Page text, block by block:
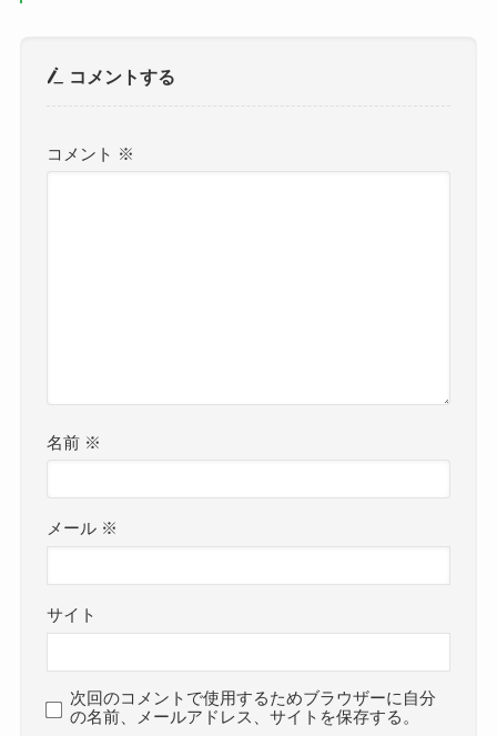
コメントする
コメント ※
名前 ※
メール ※
サイト
次回のコメントで使用するためブラウザーに自分
の名前、メールアドレス、サイトを保存する。